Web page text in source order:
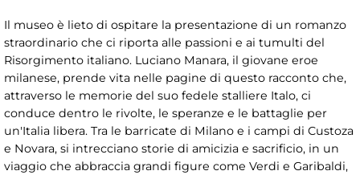
Il museo è lieto di ospitare la presentazione di un romanzo
straordinario che ci riporta alle passioni e ai tumulti del
Risorgimento italiano. Luciano Manara, il giovane eroe
milanese, prende vita nelle pagine di questo racconto che,
attraverso le memorie del suo fedele stalliere Italo, ci
conduce dentro le rivolte, le speranze e le battaglie per
un'Italia libera. Tra le barricate di Milano e i campi di Custoza
e Novara, si intrecciano storie di amicizia e sacrificio, in un
viaggio che abbraccia grandi figure come Verdi e Garibaldi,